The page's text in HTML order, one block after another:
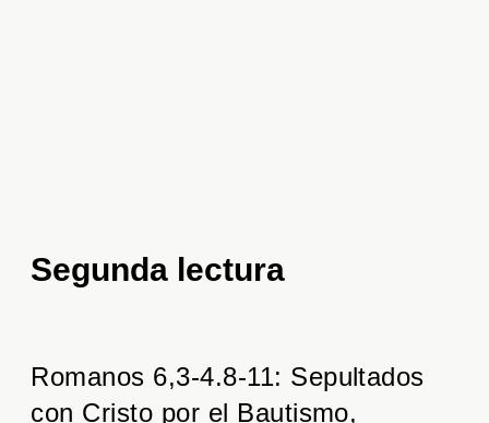
Segunda lectura
Romanos 6,3-4.8-11: Sepultados
con Cristo por el Bautismo,